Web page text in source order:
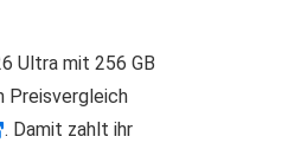
Ultra mit 256 GB
Preisvergleich
. Damit zahlt ihr